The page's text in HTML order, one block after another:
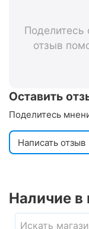
отзыв
Оставить
Поделитесь
Написать отзыв
Наличие в